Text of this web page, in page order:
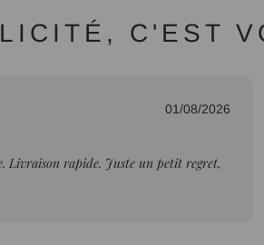
C'EST
01/08/2026
Livraison rapide. Juste un petit regret,